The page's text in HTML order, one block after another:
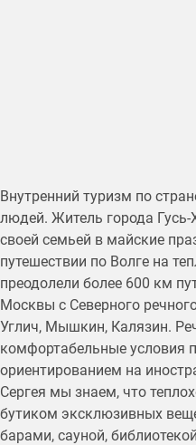
Внутренний туризм по
людей. Житель города
своей семьей в майские
путешествии по Волге на
преодолели более 600 км
Москвы с Северного
Углич, Мышкин, Калязин.
комфортабельные условия
ориентированием на
Сергея мы знаем, что
бутиком эксклюзивных
барами, сауной,